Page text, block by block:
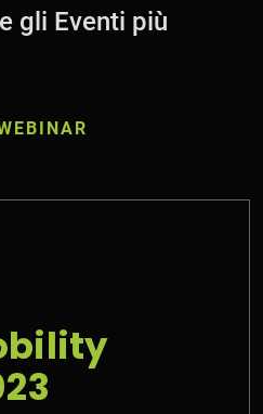
gli Eventi più